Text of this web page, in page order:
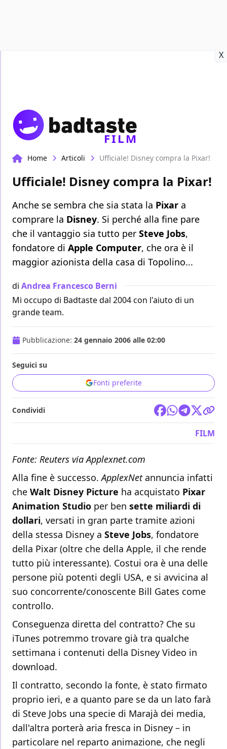
X
FILM
Home Articoli Ufficiale! Disney compra la Pixar!
Ufficiale! Disney compra la Pixar!
Anche se sembra che sia stata la Pixar a
comprare la Disney. Si perché alla fine pare
che il vantaggio sia tutto per Steve Jobs,
fondatore di Apple Computer, che ora è il
maggior azionista della casa di Topolino...
di Andrea Francesco Berni
Mi occupo di Badtaste dal 2004 con l'aiuto di un
grande team.
Pubblicazione: 24 gennaio 2006 alle 02:00
Seguici su
Fonti preferite
Condividi
FILM
Fonte: Reuters viaApplexnet.com
Alla fine è successo.ApplexNetannuncia infatti
che Walt Disney Picture ha acquistato Pixar
Animation Studio per ben sette miliardi di
dollari, versati in gran parte tramite azioni
della stessa Disney a Steve Jobs, fondatore
della Pixar (oltre che della Apple, il che rende
tutto più interessante). Costui ora è una delle
persone più potenti degli USA, e si avvicina al
suo concorrente/conoscente Bill Gates come
controllo.
Conseguenza diretta del contratto? Che su
iTunes potremmo trovare già tra qualche
settimana i contenuti della Disney Video in
download.
Il contratto, secondo la fonte, è stato firmato
proprio ieri, e a quanto pare se da un lato farà
di Steve Jobs una specie di Marajà dei media,
dall'altra porterà aria fresca in Disney – in
particolare nel reparto animazione, che negli